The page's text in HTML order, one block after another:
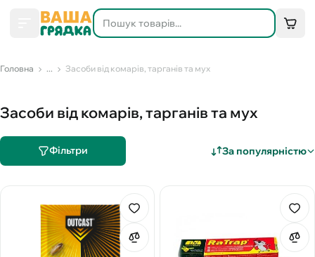
Головна ... Засоби від комарів, тарганів та мух
Засоби від комарів, тарганів та мух
Фільтри За популярністю